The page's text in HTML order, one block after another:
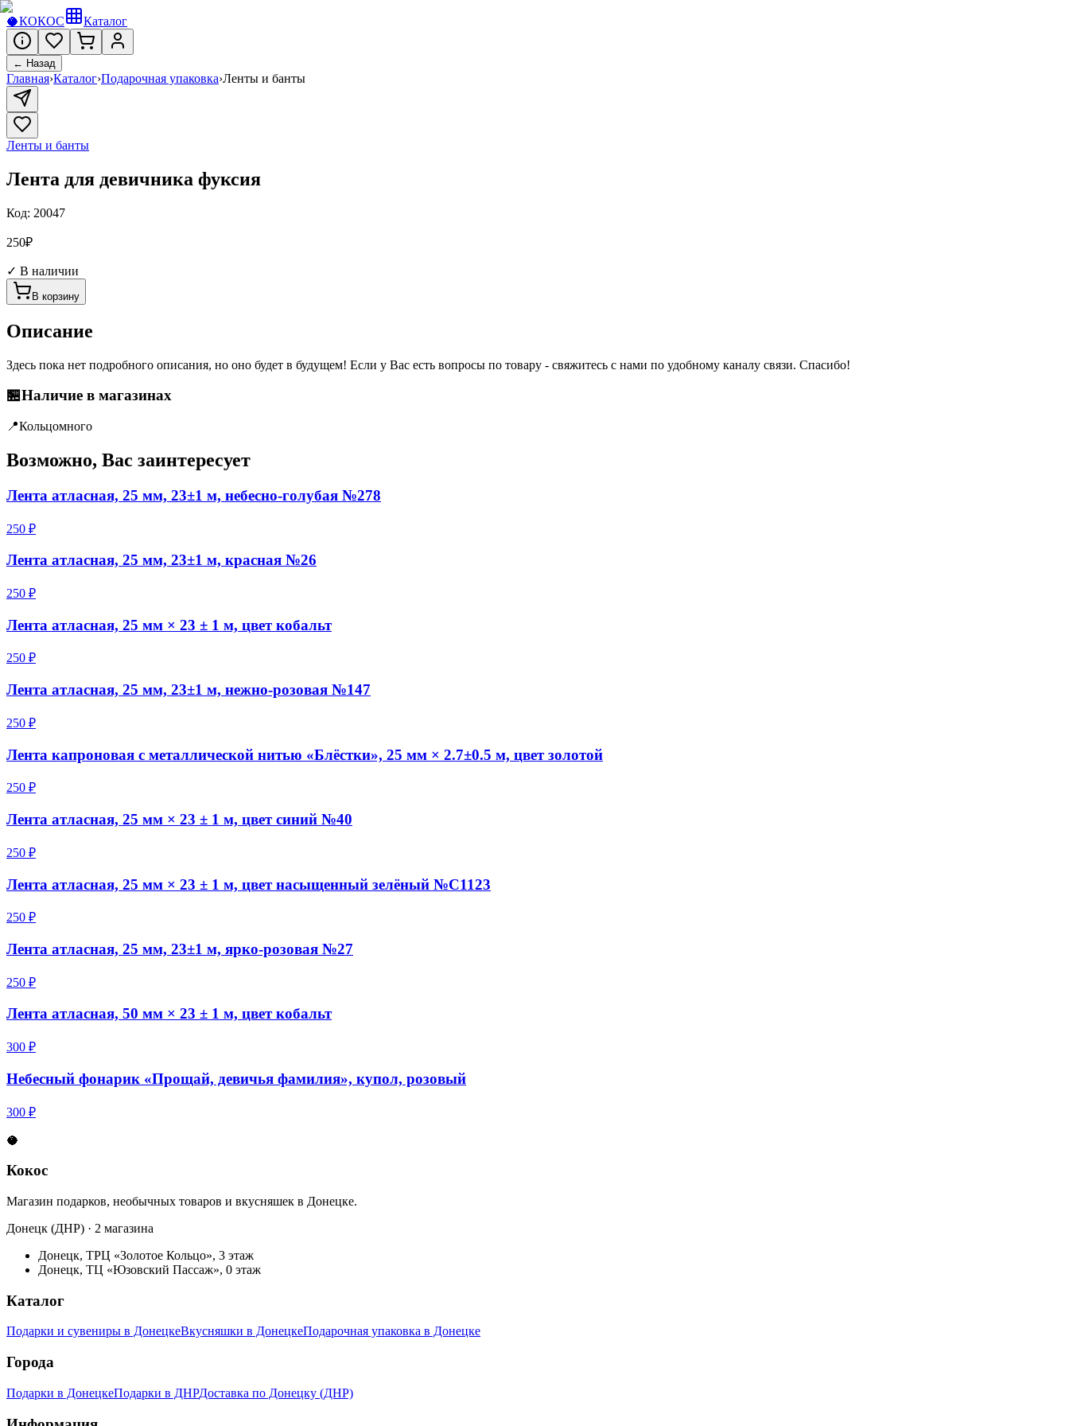
🥥КОКОС Каталог
← Назад
Главная›Каталог›Подарочная упаковка›Ленты и банты
Ленты и банты
Лента для девичника фуксия
Код: 20047
250₽
✓ В наличии
В корзину
Описание
Здесь пока нет подробного описания, но оно будет в будущем! Если у Вас есть вопросы по товару - свяжитесь с нами по удобному каналу связи. Спасибо!
🏪Наличие в магазинах
📍Кольцомного
Возможно, Вас заинтересует
Лента атласная, 25 мм, 23±1 м, небесно-голубая №278
250 ₽
Лента атласная, 25 мм, 23±1 м, красная №26
250 ₽
Лента атласная, 25 мм × 23 ± 1 м, цвет кобальт
250 ₽
Лента атласная, 25 мм, 23±1 м, нежно-розовая №147
250 ₽
Лента капроновая с металлической нитью «Блёстки», 25 мм × 2.7±0.5 м, цвет золотой
250 ₽
Лента атласная, 25 мм × 23 ± 1 м, цвет синий №40
250 ₽
Лента атласная, 25 мм × 23 ± 1 м, цвет насыщенный зелёный №С1123
250 ₽
Лента атласная, 25 мм, 23±1 м, ярко-розовая №27
250 ₽
Лента атласная, 50 мм × 23 ± 1 м, цвет кобальт
300 ₽
Небесный фонарик «Прощай, девичья фамилия», купол, розовый
300 ₽
🥥
Кокос
Магазин подарков, необычных товаров и вкусняшек в Донецке.
Донецк (ДНР) · 2 магазина
Донецк, ТРЦ «Золотое Кольцо», 3 этаж
Донецк, ТЦ «Юзовский Пассаж», 0 этаж
Каталог
Подарки и сувениры в ДонецкеВкусняшки в ДонецкеПодарочная упаковка в Донецке
Города
Подарки в ДонецкеПодарки в ДНРДоставка по Донецку (ДНР)